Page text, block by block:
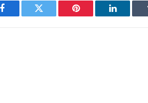
Facebook Twitter Pinterest LinkedIn